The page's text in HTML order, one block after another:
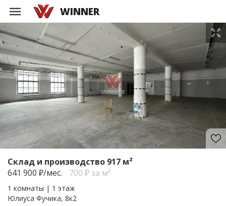
WINNER
Склад и производство 917 м²
641 900 ₽/мес. 700 ₽ за м²
1 комнаты | 1 этаж
Юлиуса Фучика, 8к2